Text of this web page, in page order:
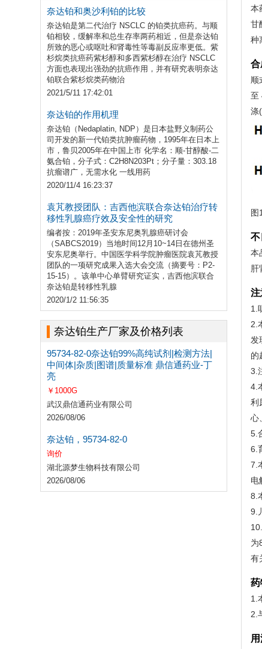
奈达铂和奥沙利铂的比较
奈达铂是第二代治疗 NSCLC 的铂类抗癌药。与顺
铂相较，缓解率和总生存率两药相近，但是奈达铂
所致的恶心或呕吐和肾毒性等毒副反应率更低。紫
杉烷类抗癌药紫杉醇和多西紫杉醇在治疗 NSCLC
方面也表现出强劲的抗癌作用，并有研究表明奈达
铂联合紫杉烷类药物治
2021/5/11 17:42:01
奈达铂的作用机理
奈达铂（Nedaplatin, NDP）是日本盐野义制药公
司开发的新一代铂类抗肿瘤药物，1995年在日本上
市，鲁贝2005年在中国上市 化学名：顺-甘醇酸-二
氨合铂，分子式：C2H8N203Pt；分子量：303.18
抗瘤谱广，无需水化 一线用药
2020/11/4 16:23:37
袁芃教授团队：吉西他滨联合奈达铂治疗转
移性乳腺癌疗效及安全性的研究
编者按：2019年圣安东尼奥乳腺癌研讨会
（SABCS2019）当地时间12月10~14日在德州圣
安东尼奥举行。中国医学科学院肿瘤医院袁芃教授
团队的一项研究成果入选大会交流（摘要号：P2-
15-15）。该单中心单臂研究证实，吉西他滨联合
奈达铂是转移性乳腺
2020/1/2 11:56:35
奈达铂生产厂家及价格列表
95734-82-0奈达铂99%高纯试剂|检测方法|
中间体|杂质|图谱|质量标准 鼎信通药业-丁
亮
￥1000G
武汉鼎信通药业有限公司
2026/08/06
奈达铂，95734-82-0
询价
湖北源梦生物科技有限公司
2026/08/06
本
甘
种
合
顺
至
涤
图
不
本
肝
注
1.
2.
发
的
3.
4.
利
心
5.
6.
7.
电
8.
9.
为
有
药
1.
2.